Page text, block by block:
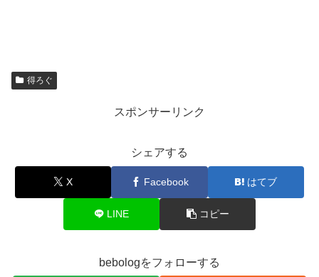
得ろぐ
スポンサーリンク
シェアする
X Facebook はてブ
LINE コピー
bebologをフォローする